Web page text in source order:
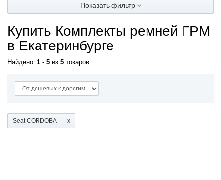
Показать фильтр
Купить Комплекты ремней ГРМ
в Екатеринбурге
Найдено: 1 - 5 из 5 товаров
Seat CORDOBA